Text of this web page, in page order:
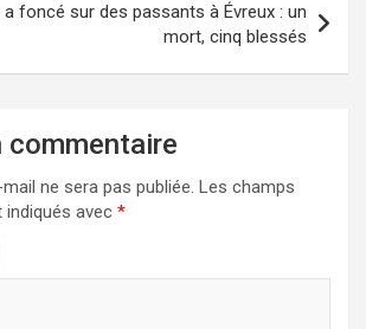
a foncé sur des passants à Évreux : un
mort, cinq blessés
commentaire
ne sera pas publiée. Les champs
avec *